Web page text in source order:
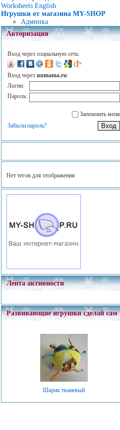
Worksheets English
Игрушки от магазина MY-SHOP
Админка
Авторизация
Вход через социальную сеть:
Вход через numama.ru:
Логин:
Пароль:
Запомнить меня
Забыли пароль?
Нет тегов для отображения
Лента активности
Развивающие игрушки сделай сам
Шарик тканевый